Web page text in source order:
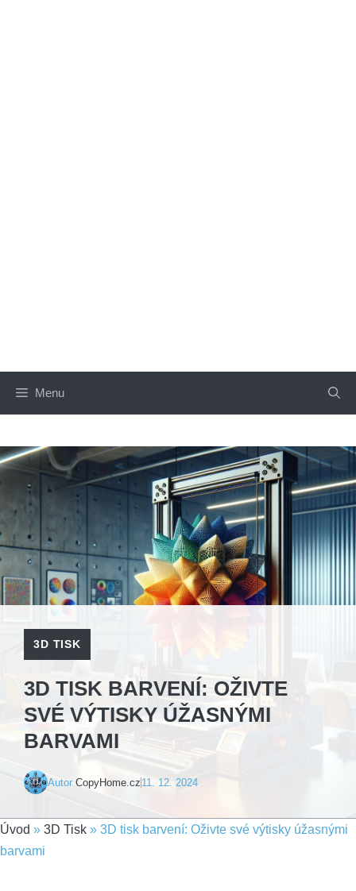
Menu
3D TISK
3D TISK BARVENÍ: OŽIVTE
SVÉ VÝTISKY ÚŽASNÝMI
BARVAMI
Autor CopyHome.cz 11. 12. 2024
Úvod » 3D Tisk » 3D tisk barvení: Oživte své výtisky úžasnými
barvami